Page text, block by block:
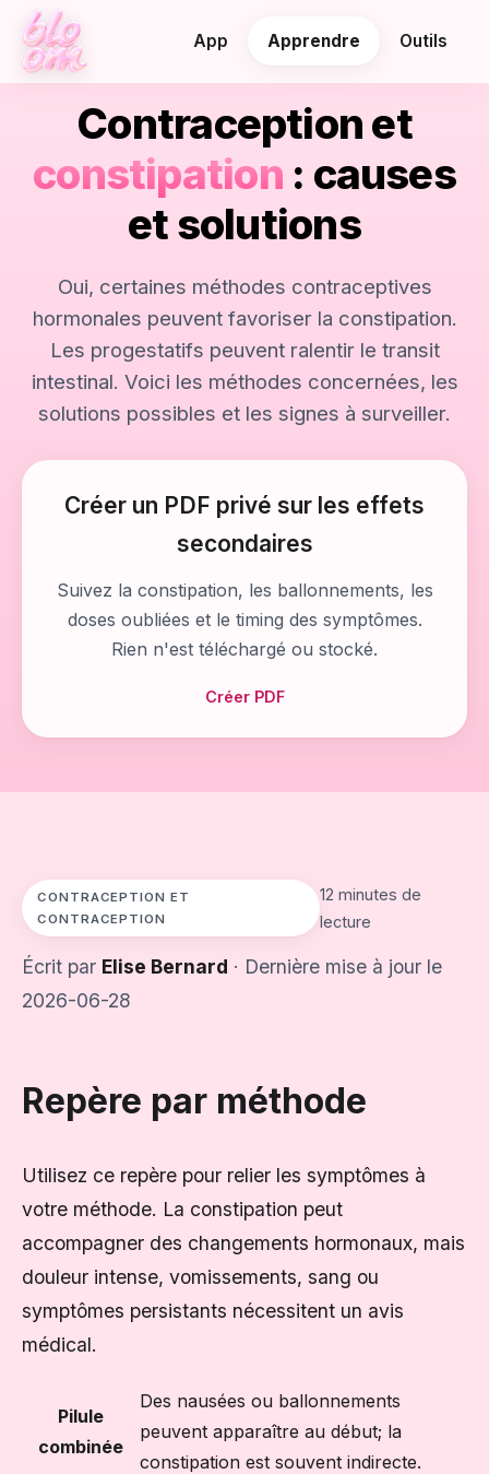
App Apprendre Outils
Contraception et
constipation : causes
et solutions
Oui, certaines méthodes contraceptives
hormonales peuvent favoriser la constipation.
Les progestatifs peuvent ralentir le transit
intestinal. Voici les méthodes concernées, les
solutions possibles et les signes à surveiller.
Créer un PDF privé sur les effets
secondaires
Suivez la constipation, les ballonnements, les
doses oubliées et le timing des symptômes.
Rien n'est téléchargé ou stocké.
Créer PDF
CONTRACEPTION ET
CONTRACEPTION
12 minutes de
lecture
Écrit par Elise Bernard · Dernière mise à jour le
2026-06-28
Repère par méthode
Utilisez ce repère pour relier les symptômes à
votre méthode. La constipation peut
accompagner des changements hormonaux, mais
douleur intense, vomissements, sang ou
symptômes persistants nécessitent un avis
médical.
Pilule
combinée
Des nausées ou ballonnements
peuvent apparaître au début; la
constipation est souvent indirecte.